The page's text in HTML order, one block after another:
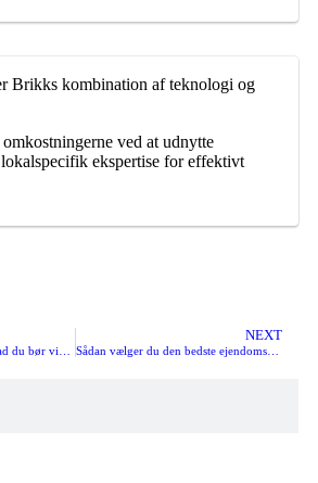
Brikks kombination af teknologi og
ved at udnytte
ekspertise for effektivt
NEXT
Sådan vælger du den bedste ejendomsmægler